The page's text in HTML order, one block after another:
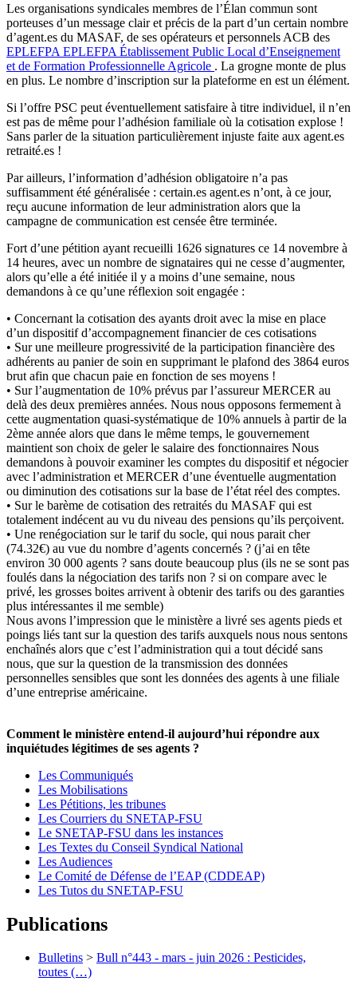
Les organisations syndicales membres de l’Élan commun sont
porteuses d’un message clair et précis de la part d’un certain nombre
d’agent.es du MASAF, de ses opérateurs et personnels ACB des
EPLEFPA EPLEFPA Établissement Public Local d’Enseignement
et de Formation Professionnelle Agricole . La grogne monte de plus
en plus. Le nombre d’inscription sur la plateforme en est un élément.
Si l’offre PSC peut éventuellement satisfaire à titre individuel, il n’en
est pas de même pour l’adhésion familiale où la cotisation explose !
Sans parler de la situation particulièrement injuste faite aux agent.es
retraité.es !
Par ailleurs, l’information d’adhésion obligatoire n’a pas
suffisamment été généralisée : certain.es agent.es n’ont, à ce jour,
reçu aucune information de leur administration alors que la
campagne de communication est censée être terminée.
Fort d’une pétition ayant recueilli 1626 signatures ce 14 novembre à
14 heures, avec un nombre de signataires qui ne cesse d’augmenter,
alors qu’elle a été initiée il y a moins d’une semaine, nous
demandons à ce qu’une réflexion soit engagée :
• Concernant la cotisation des ayants droit avec la mise en place
d’un dispositif d’accompagnement financier de ces cotisations
• Sur une meilleure progressivité de la participation financière des
adhérents au panier de soin en supprimant le plafond des 3864 euros
brut afin que chacun paie en fonction de ses moyens !
• Sur l’augmentation de 10% prévus par l’assureur MERCER au
delà des deux premières années. Nous nous opposons fermement à
cette augmentation quasi-systématique de 10% annuels à partir de la
2ème année alors que dans le même temps, le gouvernement
maintient son choix de geler le salaire des fonctionnaires Nous
demandons à pouvoir examiner les comptes du dispositif et négocier
avec l’administration et MERCER d’une éventuelle augmentation
ou diminution des cotisations sur la base de l’état réel des comptes.
• Sur le barème de cotisation des retraités du MASAF qui est
totalement indécent au vu du niveau des pensions qu’ils perçoivent.
• Une renégociation sur le tarif du socle, qui nous parait cher
(74.32€) au vue du nombre d’agents concernés ? (j’ai en tête
environ 30 000 agents ? sans doute beaucoup plus (ils ne se sont pas
foulés dans la négociation des tarifs non ? si on compare avec le
privé, les grosses boites arrivent à obtenir des tarifs ou des garanties
plus intéressantes il me semble)
Nous avons l’impression que le ministère a livré ses agents pieds et
poings liés tant sur la question des tarifs auxquels nous nous sentons
enchaînés alors que c’est l’administration qui a tout décidé sans
nous, que sur la question de la transmission des données
personnelles sensibles que sont les données des agents à une filiale
d’une entreprise américaine.
Comment le ministère entend-il aujourd’hui répondre aux
inquiétudes légitimes de ses agents ?
Les Communiqués
Les Mobilisations
Les Pétitions, les tribunes
Les Courriers du SNETAP-FSU
Le SNETAP-FSU dans les instances
Les Textes du Conseil Syndical National
Les Audiences
Le Comité de Défense de l’EAP (CDDEAP)
Les Tutos du SNETAP-FSU
Publications
Bulletins > Bull n°443 - mars - juin 2026 : Pesticides,
toutes (…)